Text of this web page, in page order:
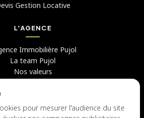
Gestion Locative
L'AGENCE
Immobilière Pujol
La team Pujol
Nos valeurs
Avis clients
chez nous
pour mesurer l'audience du site